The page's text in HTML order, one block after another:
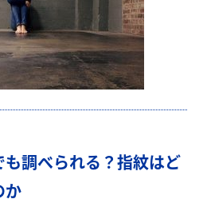
調べられる？指紋はど
か